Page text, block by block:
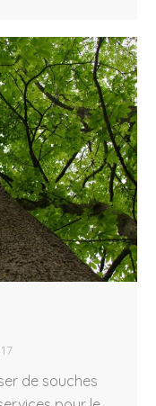
de souches